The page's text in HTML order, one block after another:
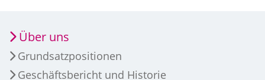
Über uns
Grundsatzpositionen
Geschäftsbericht und Historie